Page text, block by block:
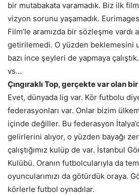
bir mutabakata varamadık. Biz ilk
vizyon sorunu yaşamadık.
Film’le aramızda bir sözleşme vardı
getirilemedi. O yüzden beklemesini
bazı ince şeyleri de yapmaya
vs…
Çıngıraklı Top, gerçekte var olan
Evet, dünyada lig var. Kör futbolu
federasyonları var. Onlar bizim
içinde değiller. Bu federasyon
gelirlerini alıyor, o yüzden bayağı
çalıştığımız kulüp de var. İstanbul
Kulübü. Oranın futbolcularıyla da
oyuncularımızı da götürdük oraya.
körlerle futbol oynadılar.